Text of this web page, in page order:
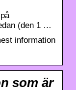
(den 1 …
information
som är